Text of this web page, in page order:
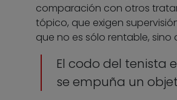
comparación con otros
tópico, que exigen
que no es sólo rentable,
El codo del tenista
se empuña un